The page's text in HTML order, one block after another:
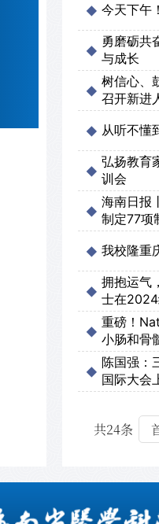
今天下午
勇磨砺共
与成长
树信心、
召开新进
从听不懂
弘扬教育
训会
海南日报
制定77项
我校隆重
拥抱运气
士在
重磅！
小肠和骨
陈国强：
国际大会
共24条